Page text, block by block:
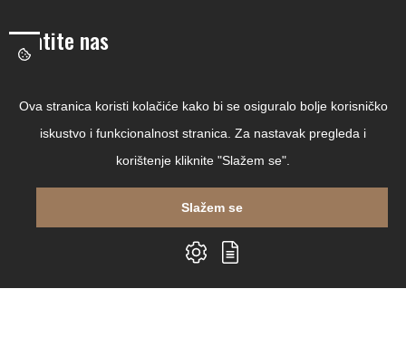
Pratite nas
Linkedin
Ova stranica koristi kolačiće kako bi se osiguralo bolje korisničko
iskustvo i funkcionalnost stranica. Za nastavak pregleda i
korištenje kliknite "Slažem se".
Slažem se